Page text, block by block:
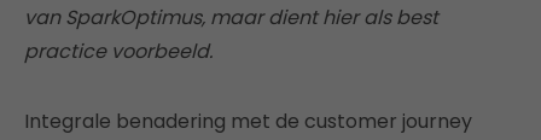
van SparkOptimus, maar dient hier als best
practice voorbeeld.
Integrale benadering met de customer journey